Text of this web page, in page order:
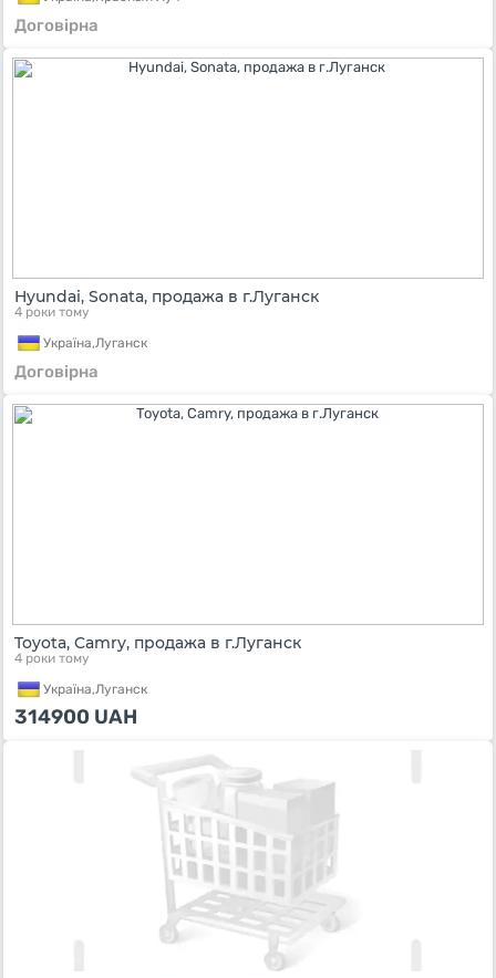
Договірна
Hyundai, Sonata, продажа в г.Луганск
4 роки тому
Україна,Луганск
Договірна
Toyota, Camry, продажа в г.Луганск
4 роки тому
Україна,Луганск
314900 UAH